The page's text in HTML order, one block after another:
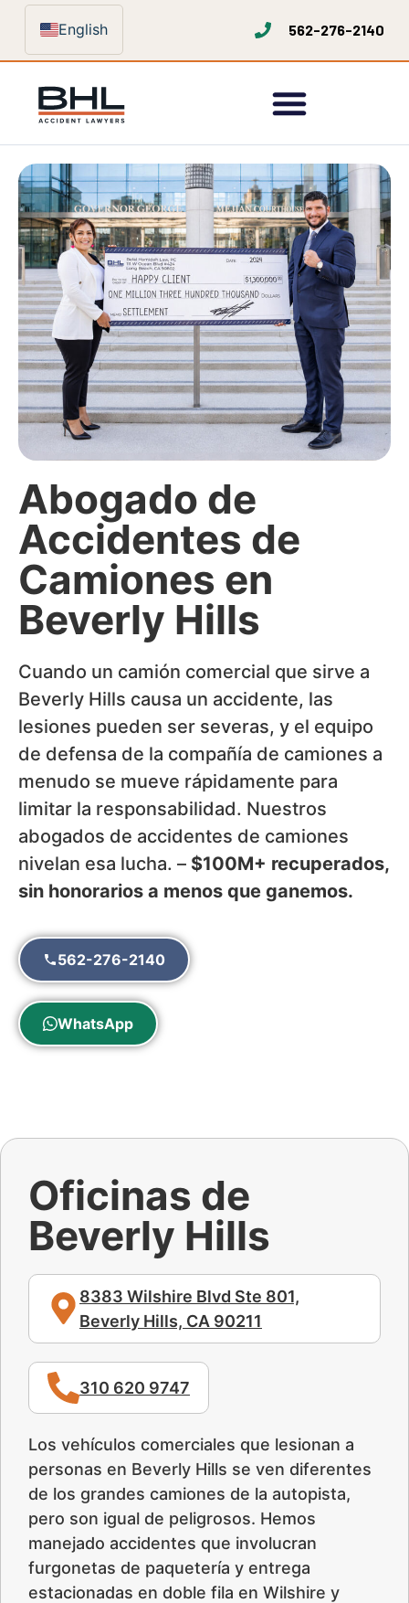
English 562-276-2140
Abogado de
Accidentes de
Camiones en
Beverly Hills
Cuando un camión comercial que sirve a
Beverly Hills causa un accidente, las
lesiones pueden ser severas, y el equipo
de defensa de la compañía de camiones a
menudo se mueve rápidamente para
limitar la responsabilidad. Nuestros
abogados de accidentes de camiones
nivelan esa lucha. – $100M+ recuperados,
sin honorarios a menos que ganemos.
562-276-2140
WhatsApp
Oficinas de
Beverly Hills
8383 Wilshire Blvd Ste 801,
Beverly Hills, CA 90211
310 620 9747
Los vehículos comerciales que lesionan a
personas en Beverly Hills se ven diferentes
de los grandes camiones de la autopista,
pero son igual de peligrosos. Hemos
manejado accidentes que involucran
furgonetas de paquetería y entrega
estacionadas en doble fila en Wilshire y